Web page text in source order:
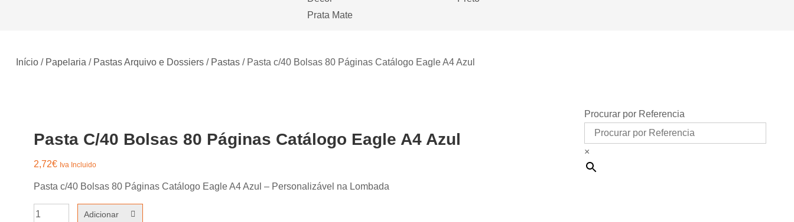
Início/ Papelaria / Pastas Arquivo e Dossiers/ Pastas/ Pasta c/40 Bolsas 80 Páginas Catálogo Eagle A4 Azul
Pasta C/40 Bolsas 80 Páginas Catálogo Eagle A4 Azul
2,72€ Iva Incluido
Pasta c/40 Bolsas 80 Páginas Catálogo Eagle A4 Azul – Personalizável na Lombada
Quantidade
Adicionar
Procurar por Referencia
×